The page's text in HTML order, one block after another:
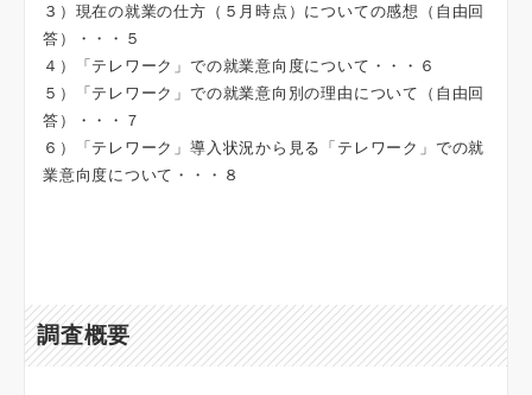
３）現在の就業の仕方（５月時点）についての感想（自由回
答）・・・５
４）「テレワーク」での就業意向度について・・・６
５）「テレワーク」での就業意向別の理由について（自由回
答）・・・７
６）「テレワーク」導入状況から見る「テレワーク」での就
業意向度について・・・８
調査概要